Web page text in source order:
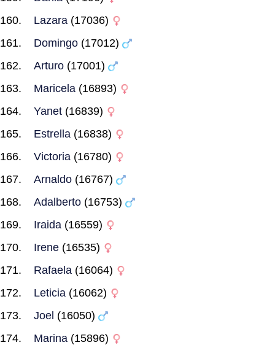
Lazara (17036)
Domingo (17012)
Arturo (17001)
Maricela (16893)
Yanet (16839)
Estrella (16838)
Victoria (16780)
Arnaldo (16767)
Adalberto (16753)
Iraida (16559)
Irene (16535)
Rafaela (16064)
Leticia (16062)
Joel (16050)
Marina (15896)